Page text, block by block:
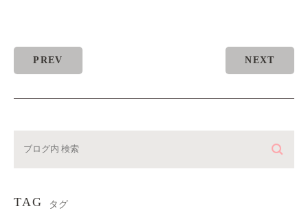
PREV NEXT
TAG タグ